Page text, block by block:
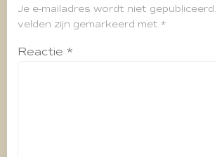
Je e-mailadres wordt niet gepubliceerd.
velden zijn gemarkeerd met *
Reactie *